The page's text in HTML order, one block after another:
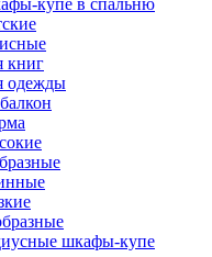
купе в спальню
книг
одежды
шкафы-купе